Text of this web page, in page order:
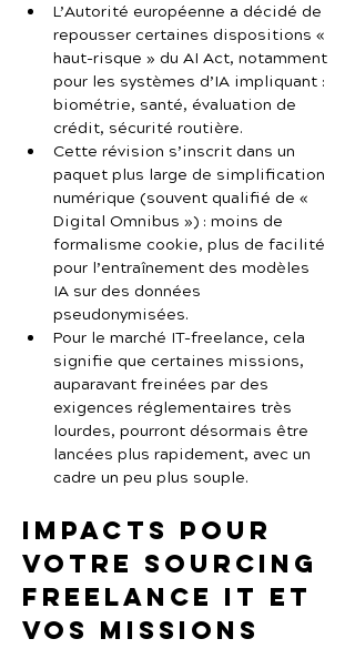
L’Autorité européenne a décidé de
repousser certaines dispositions «
haut-risque » du AI Act, notamment
pour les systèmes d’IA impliquant :
biométrie, santé, évaluation de
crédit, sécurité routière.
Cette révision s’inscrit dans un
paquet plus large de simplification
numérique (souvent qualifié de «
Digital Omnibus ») : moins de
formalisme cookie, plus de facilité
pour l’entraînement des modèles
IA sur des données
pseudonymisées.
Pour le marché IT-freelance, cela
signifie que certaines missions,
auparavant freinées par des
exigences réglementaires très
lourdes, pourront désormais être
lancées plus rapidement, avec un
cadre un peu plus souple.
Impacts pour
votre sourcing
freelance IT et
vos missions